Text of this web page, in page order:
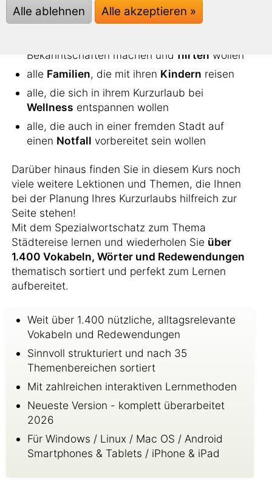
sondern auch insKino,Museum , in ein
Konzertoder zumShoppen gehenwollen
Bekanntschaften machen und flirten wollen
alle Familien, die mit ihren Kindern reisen
alle, die sich in ihrem Kurzurlaub bei
Wellness entspannen wollen
alle, die auch in einer fremden Stadt auf
einen Notfall vorbereitet sein wollen
Darüber hinaus finden Sie in diesem Kurs noch
viele weitere Lektionen und Themen, die Ihnen
bei der Planung Ihres Kurzurlaubs hilfreich zur
Seite stehen!
Mit dem Spezialwortschatz zum Thema
Städtereise lernen und wiederholen Sie über
1.400 Vokabeln, Wörter und Redewendungen
thematisch sortiert und perfekt zum Lernen
aufbereitet.
Weit über 1.400 nützliche, alltagsrelevante
Vokabeln und Redewendungen
Sinnvoll strukturiert und nach 35
Themenbereichen sortiert
Mit zahlreichen interaktiven Lernmethoden
Neueste Version - komplett überarbeitet
2026
Für Windows / Linux / Mac OS / Android
Smartphones & Tablets / iPhone & iPad
Alle ablehnen Alle akzeptieren »